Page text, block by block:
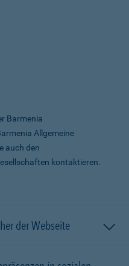
Barmenia
Allgemeine
auch den
kontaktieren.
der Webseite